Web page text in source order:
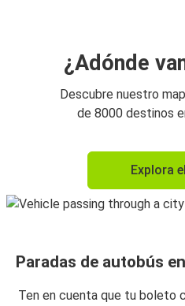
Fort Myers, FL
Fort Lauderdale,
Tampa, FL
Fort Myers, FL
Tampa, FL
Tampa, FL
Tampa, FL
Atlanta, GA
¿Adónde
Descubre nuestro
de 8000 destinos
Explora
Paradas de autobús
Ten en cuenta que tu boleto